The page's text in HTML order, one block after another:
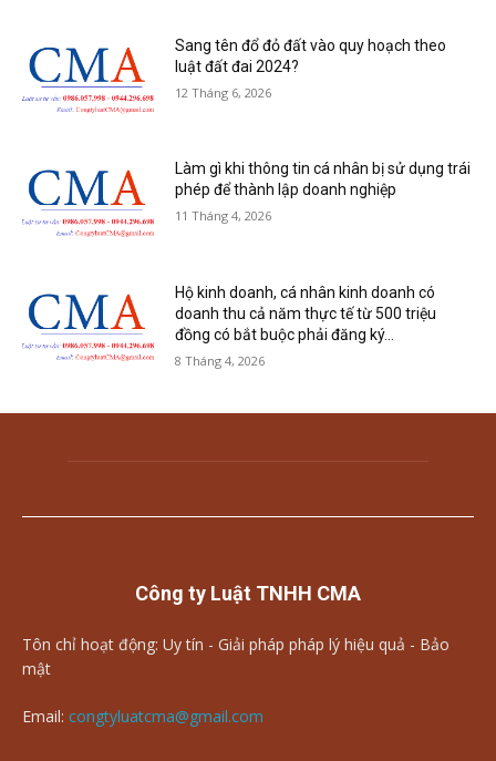
Sang tên đổ đỏ đất vào quy hoạch theo
luật đất đai 2024?
12 Tháng 6, 2026
Làm gì khi thông tin cá nhân bị sử dụng trái
phép để thành lập doanh nghiệp
11 Tháng 4, 2026
Hộ kinh doanh, cá nhân kinh doanh có
doanh thu cả năm thực tế từ 500 triệu
đồng có bắt buộc phải đăng ký...
8 Tháng 4, 2026
Công ty Luật TNHH CMA
Tôn chỉ hoạt động: Uy tín - Giải pháp pháp lý hiệu quả - Bảo
mật
Email: congtyluatcma@gmail.com